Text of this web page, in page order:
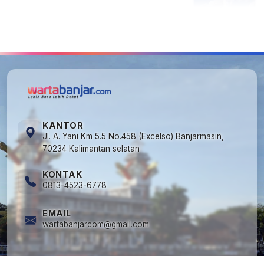
KANTOR
Jl. A. Yani Km 5.5 No.458 (Excelso) Banjarmasin,
70234 Kalimantan selatan
KONTAK
0813-4523-6778
EMAIL
wartabanjarcom@gmail.com